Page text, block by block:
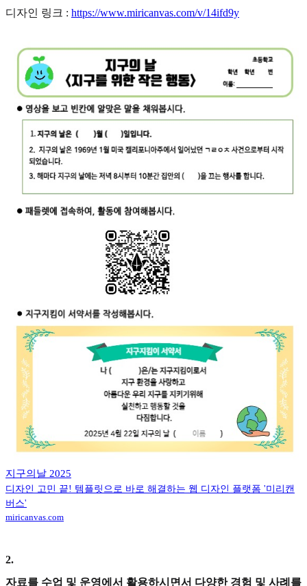
디자인 링크 : https://www.miricanvas.com/v/14ifd9y
지구의날 2025
디자인 고민 끝! 템플릿으로 바로 해결하는 웹 디자인 플랫폼 '미리캔
버스'
miricanvas.com
2.
자료를 수업 및 운영에서 활용하시면서 다양한 경험 및 사례를